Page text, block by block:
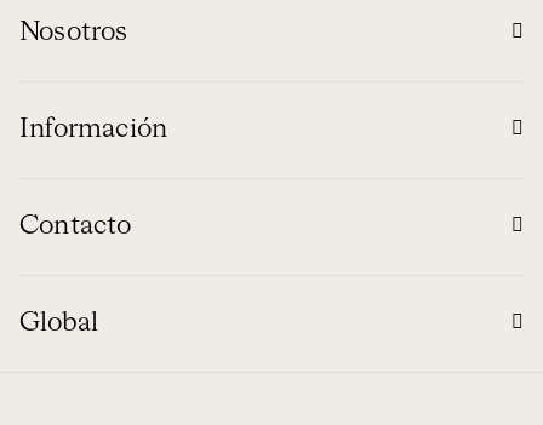
Nosotros
Información
Contacto
Global